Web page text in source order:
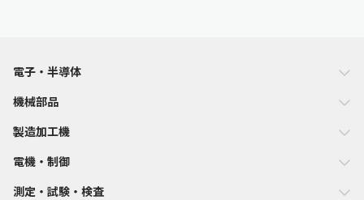
電子・半導体
機械部品
製造加工機
電機・制御
測定・試験・検査